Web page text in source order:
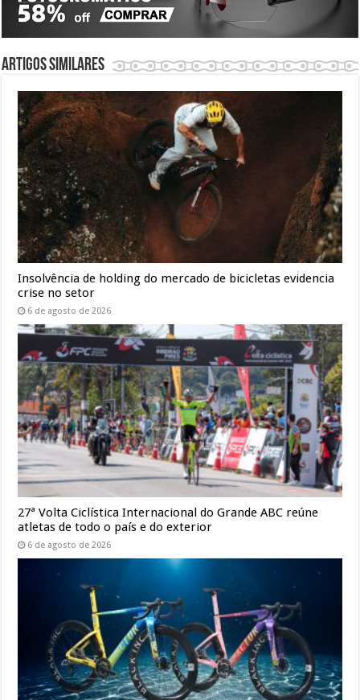
Artigos similares
Insolvência de holding do mercado de bicicletas evidencia
crise no setor
6 de agosto de 2026
27ª Volta Ciclística Internacional do Grande ABC reúne
atletas de todo o país e do exterior
6 de agosto de 2026